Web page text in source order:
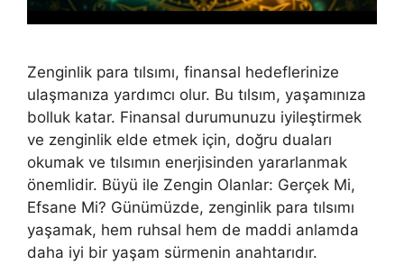
Zenginlik para tılsımı, finansal hedeflerinize
ulaşmanıza yardımcı olur. Bu tılsım, yaşamınıza
bolluk katar. Finansal durumunuzu iyileştirmek
ve zenginlik elde etmek için, doğru duaları
okumak ve tılsımın enerjisinden yararlanmak
önemlidir. Büyü ile Zengin Olanlar: Gerçek Mi,
Efsane Mi? Günümüzde, zenginlik para tılsımı
yaşamak, hem ruhsal hem de maddi anlamda
daha iyi bir yaşam sürmenin anahtarıdır.